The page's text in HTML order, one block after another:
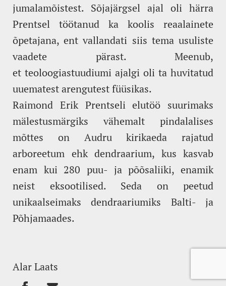
jumalamõistest. Sõjajärgsel ajal oli härra
Prentsel töötanud ka koolis reaalainete
õpetajana, ent vallandati siis tema usuliste
vaadete pärast. Meenub,
et teoloogiastuudiumi ajalgi oli ta huvitatud
uuematest arengutest füüsikas.
Raimond Erik Prentseli elutöö suurimaks
mälestusmärgiks vähemalt pindalalises
mõttes on Audru kirikaeda rajatud
arboreetum ehk dendraarium, kus kasvab
enam kui 280 puu- ja põõsaliiki, enamik
neist eksootilised. Seda on peetud
unikaalseimaks dendraariumiks Balti- ja
Põhjamaades.
Alar Laats